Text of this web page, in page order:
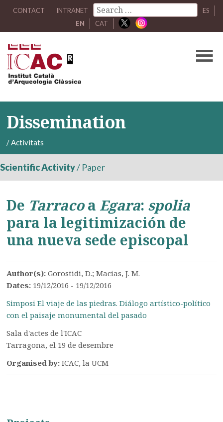
CONTACT INTRANET
ES
EN
CAT
Dissemination
/Activitats
Scientific Activity/ Paper
De Tarracoa Egara: spolia
para la legitimización de
una nueva sede episcopal
Author(s):Gorostidi, D.; Macias, J. M.
Dates: 19/12/2016 - 19/12/2016
Simposi El viaje de las piedras. Diálogo artístico-político
con el paisaje monumental del pasado
Sala d'actes de l'ICAC
Tarragona, el 19 de desembre
Organised by:ICAC, la UCM